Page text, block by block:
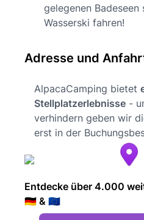
gelegenen
Wasserski fahren!
Adresse und
AlpacaCamping bietet
Stellplatzerlebnisse -
verhindern geben wir
erst in der
Entdecke über 4.000
🇩🇪 & 🇪🇺